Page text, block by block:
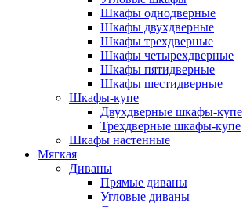
Шкафы однодверные
Шкафы двухдверные
Шкафы трехдверные
Шкафы четырехдверные
Шкафы пятидверные
Шкафы шестидверные
Шкафы-купе
Двухдверные шкафы-купе
Трехдверные шкафы-купе
Шкафы настенные
Мягкая
Диваны
Прямые диваны
Угловые диваны